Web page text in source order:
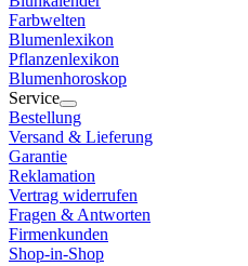
Farbwelten
Blumenlexikon
Pflanzenlexikon
Blumenhoroskop
Service
Bestellung
Versand & Lieferung
Garantie
Reklamation
Vertrag widerrufen
Fragen & Antworten
Firmenkunden
Shop-in-Shop